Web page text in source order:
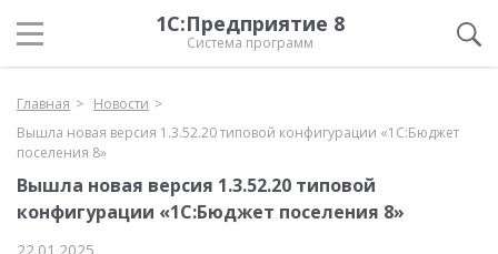
1С:Предприятие 8
Система программ
Главная
Новости
Вышла новая версия 1.3.52.20 типовой конфигурации «1С:Бюджет
поселения 8»
Вышла новая версия 1.3.52.20 типовой
конфигурации «1С:Бюджет поселения 8»